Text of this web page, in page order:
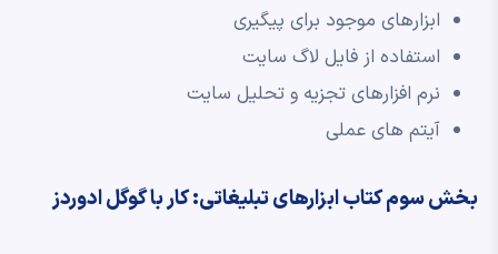
ابزارهای موجود برای پیگیری
استفاده از فایل لاگ سایت
نرم افزارهای تجزیه و تحلیل سایت
آیتم های عملی
بخش سوم کتاب ابزارهای تبلیغاتی: کار با گوگل ادوردز